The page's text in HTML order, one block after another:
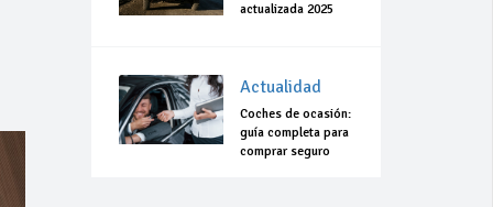
actualizada 2025
Actualidad
Coches de ocasión:
guía completa para
comprar seguro